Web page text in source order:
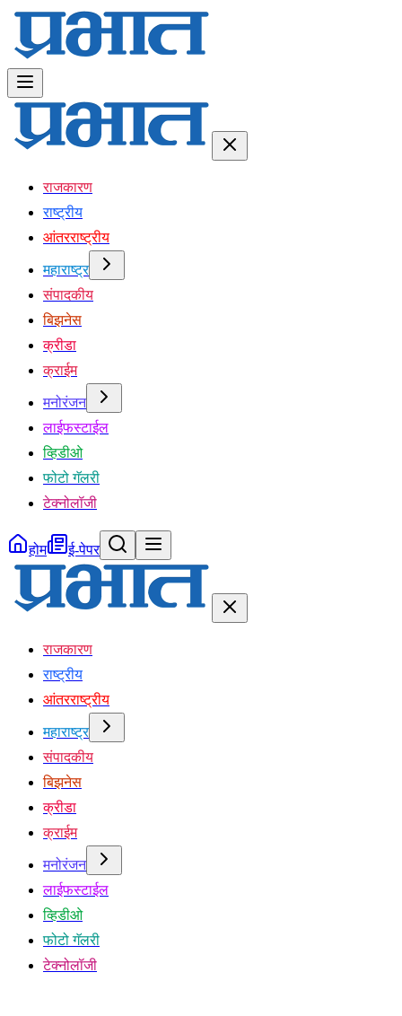
राजकारण
राष्ट्रीय
आंतरराष्ट्रीय
महाराष्ट्र
संपादकीय
बिझनेस
क्रीडा
क्राईम
मनोरंजन
लाईफस्टाईल
व्हिडीओ
फोटो गॅलरी
टेक्नोलॉजी
होम ई-पेपर
राजकारण
राष्ट्रीय
आंतरराष्ट्रीय
महाराष्ट्र
संपादकीय
बिझनेस
क्रीडा
क्राईम
मनोरंजन
लाईफस्टाईल
व्हिडीओ
फोटो गॅलरी
टेक्नोलॉजी